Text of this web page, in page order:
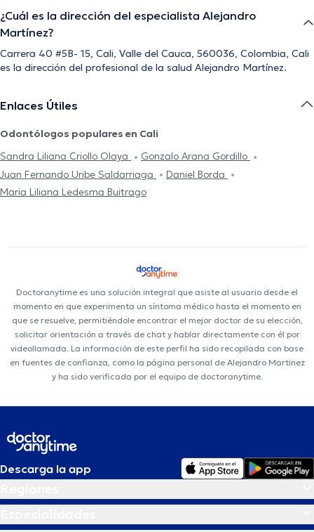
¿Cuál es la dirección del especialista Alejandro
Martínez?
Carrera 40 #5B- 15, Cali, Valle del Cauca, 560036, Colombia, Cali
es la dirección del profesional de la salud Alejandro Martínez.
Enlaces Útiles
Odontólogos populares en Cali
Sandra Liliana Criollo Olaya
Gonzalo Arana Gordillo
Juan Fernando Uribe Saldarriaga
Daniel Borda
Maria Liliana Ledesma Buitrago
Doctoranytime es una solución integral que asiste al usuario desde el
momento en que experimenta un síntoma médico hasta el momento en
que se resuelve, permitiéndole encontrar el mejor doctor de su elección,
solicitar orientación a través de chat y hablar directamente con él por
videollamada. La información de este perfil ha sido recopilada con base
en fuentes de confianza, como la página personal de Alejandro Martinez
y ha sido verificada por el equipo de doctoranytime.
Descarga la app